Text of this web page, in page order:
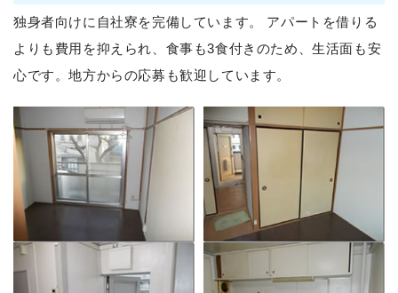
独身者向けに自社寮を完備しています。
アパートを借りる
よりも費用を抑えられ、食事も3食付きのため、生活面も安
心です。地方からの応募も歓迎しています。